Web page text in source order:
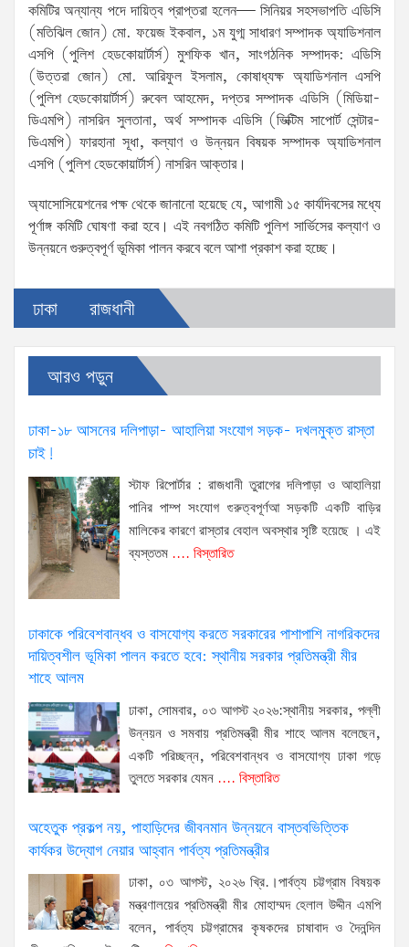
কমিটির অন্যান্য পদে দায়িত্ব প্রাপ্তরা হলেন— সিনিয়র সহসভাপতি এডিসি
(মতিঝিল জোন) মো. ফয়েজ ইকবাল, ১ম যুগ্ম সাধারণ সম্পাদক অ্যাডিশনাল
এসপি (পুলিশ হেডকোয়ার্টার্স) মুশফিক খান, সাংগঠনিক সম্পাদক: এডিসি
(উত্তরা জোন) মো. আরিফুল ইসলাম, কোষাধ্যক্ষ অ্যাডিশনাল এসপি
(পুলিশ হেডকোয়ার্টার্স) রুবেল আহমেদ, দপ্তর সম্পাদক এডিসি (মিডিয়া-
ডিএমপি) নাসরিন সুলতানা, অর্থ সম্পাদক এডিসি (ভিক্টিম সাপোর্ট সেন্টার-
ডিএমপি) ফারহানা সূধা, কল্যাণ ও উন্নয়ন বিষয়ক সম্পাদক অ্যাডিশনাল
এসপি (পুলিশ হেডকোয়ার্টার্স) নাসরিন আক্তার।
অ্যাসোসিয়েশনের পক্ষ থেকে জানানো হয়েছে যে, আগামী ১৫ কার্যদিবসের মধ্যে
পূর্ণাঙ্গ কমিটি ঘোষণা করা হবে। এই নবগঠিত কমিটি পুলিশ সার্ভিসের কল্যাণ ও
উন্নয়নে গুরুত্বপূর্ণ ভূমিকা পালন করবে বলে আশা প্রকাশ করা হচ্ছে।
ঢাকা রাজধানী
আরও পড়ুন
ঢাকা-১৮ আসনের দলিপাড়া- আহালিয়া সংযোগ সড়ক- দখলমুক্ত রাস্তা
চাই!
স্টাফ রিপোর্টার : রাজধানী তুরাগের দলিপাড়া ও আহালিয়া
পানির পাম্প সংযোগ গুরুত্বপূর্ণআ সড়কটি একটি বাড়ির
মালিকের কারণে রাস্তার বেহাল অবস্থার সৃষ্টি হয়েছে । এই
ব্যস্ততম .... বিস্তারিত
ঢাকাকে পরিবেশবান্ধব ও বাসযোগ্য করতে সরকারের পাশাপাশি নাগরিকদের
দায়িত্বশীল ভূমিকা পালন করতে হবে: স্থানীয় সরকার প্রতিমন্ত্রী মীর
শাহে আলম
ঢাকা, সোমবার, ০৩ আগস্ট ২০২৬:স্থানীয় সরকার, পল্লী
উন্নয়ন ও সমবায় প্রতিমন্ত্রী মীর শাহে আলম বলেছেন,
একটি পরিচ্ছন্ন, পরিবেশবান্ধব ও বাসযোগ্য ঢাকা গড়ে
তুলতে সরকার যেমন .... বিস্তারিত
অহেতুক প্রকল্প নয়, পাহাড়িদের জীবনমান উন্নয়নে বাস্তবভিত্তিক
কার্যকর উদ্যোগ নেয়ার আহ্বান পার্বত্য প্রতিমন্ত্রীর
ঢাকা, ০৩ আগস্ট, ২০২৬ খ্রি.।পার্বত্য চট্টগ্রাম বিষয়ক
মন্ত্রণালয়ের প্রতিমন্ত্রী মীর মোহাম্মদ হেলাল উদ্দীন এমপি
বলেন, পার্বত্য চট্টগ্রামের কৃষকদের চাষাবাদ ও দৈনন্দিন